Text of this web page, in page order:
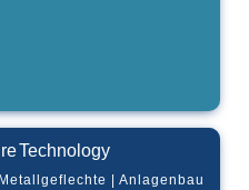
Technology
| Anlagenbau